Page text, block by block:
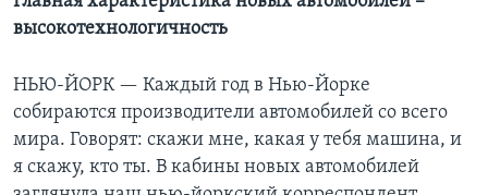
высокотехнологичность
НЬЮ-ЙОРК — Каждый год в Нью-Йорке
собираются производители автомобилей со всего
мира. Говорят: скажи мне, какая у тебя машина, и
я скажу, кто ты. В кабины новых автомобилей